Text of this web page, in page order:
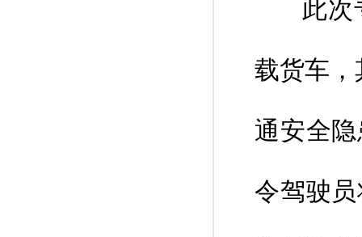
此次专
载货车
通安全
令驾驶